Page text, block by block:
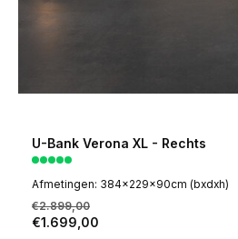
U-Bank Verona XL - Rechts
Afmetingen: 384x229x90cm (bxdxh)
€2.899,00
€1.699,00